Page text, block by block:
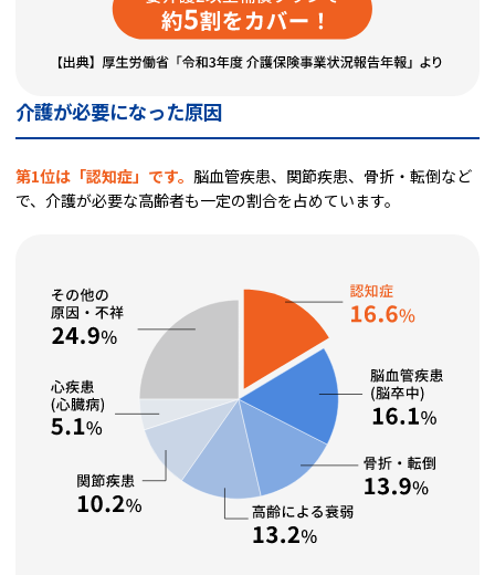
介護が必要になった原因
第1位は「認知症」です。 脳血管疾患、関節疾患、骨折・転倒など
で、介護が必要な高齢者も一定の割合を占めています。